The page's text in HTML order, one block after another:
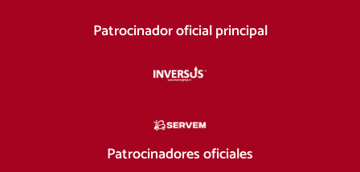
Patrocinador oficial principal
Patrocinadores oficiales